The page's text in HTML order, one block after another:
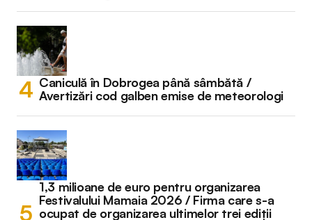
Caniculă în Dobrogea până sâmbătă /
Avertizări cod galben emise de meteorologi
1,3 milioane de euro pentru organizarea
Festivalului Mamaia 2026 / Firma care s-a
ocupat de organizarea ultimelor trei ediții